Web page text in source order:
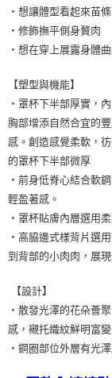
・想讓體型看起來苗條
・修飾撫平側身贅肉
・想在穿上展露身體
【塑型與機能】
・罩杯下半部厚實，
胸部增添自然合宜的
感。創造感覺柔軟，
的罩杯下半部微厚
・前身低脊心結合軟
輕盈著感。
・罩杯貼膚內層選用
・高脇邊式樣背片選
到背部的小肉肉，展
【設計】
・散發光澤的花朵薈
感，襯托織紋鮮明富
・鋼圈部位外層有光